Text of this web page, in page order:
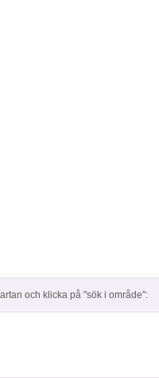
och klicka på "sök i område":